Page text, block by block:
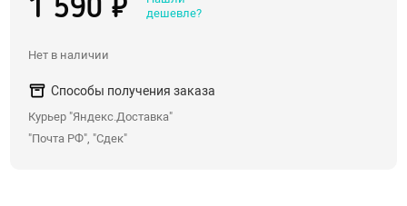
Насадки для двойного проникновения
С вибрацией
Массажеры простаты
1 590 ₽
дешевле?
Нет в наличии
Способы получения заказа
Курьер "Яндекс.Доставка"
"Почта РФ", "Сдек"